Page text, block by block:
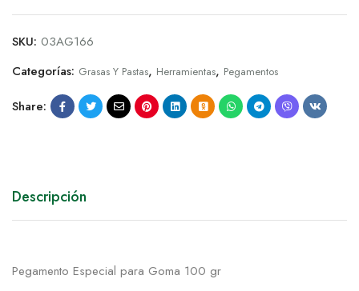
SKU: 03AG166
Categorías: Grasas Y Pastas, Herramientas, Pegamentos
Share:
Descripción
Pegamento Especial para Goma 100 gr